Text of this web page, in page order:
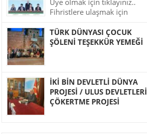
Üye olmak için tıklayınız..
Fihristlere ulaşmak için
TÜRK DÜNYASI ÇOCUK
ŞÖLENİ TEŞEKKÜR YEMEĞİ
İKİ BİN DEVLETLİ DÜNYA
PROJESİ / ULUS DEVLETLERİ
ÇÖKERTME PROJESİ